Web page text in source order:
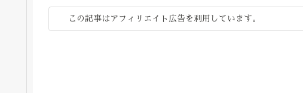
この記事はアフィリエイト広告を利用しています。